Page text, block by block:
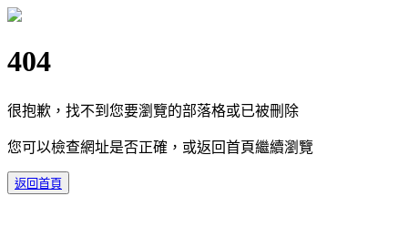
404
很抱歉，找不到您要瀏覽的部落格或已被刪除
您可以檢查網址是否正確，或返回首頁繼續瀏覽
返回首頁